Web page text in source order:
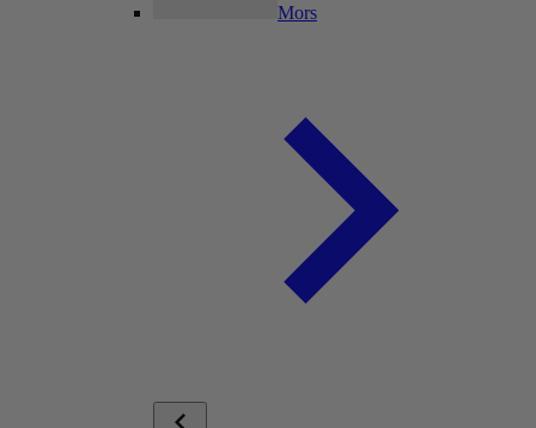
Mors